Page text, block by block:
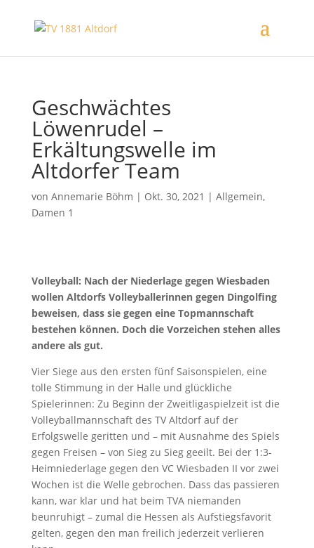
Geschwächtes
Löwenrudel –
Erkältungswelle im
Altdorfer Team
von Annemarie Böhm | Okt. 30, 2021 | Allgemein,
Damen 1
Volleyball: Nach der Niederlage gegen Wiesbaden
wollen Altdorfs Volleyballerinnen gegen Dingolfing
beweisen, dass sie gegen eine Topmannschaft
bestehen können. Doch die Vorzeichen stehen alles
andere als gut.
Vier Siege aus den ersten fünf Saisonspielen, eine
tolle Stimmung in der Halle und glückliche
Spielerinnen: Zu Beginn der Zweitligaspielzeit ist die
Volleyballmannschaft des TV Altdorf auf der
Erfolgswelle geritten und – mit Ausnahme des Spiels
gegen Freisen – von Sieg zu Sieg geeilt. Bei der 1:3-
Heimniederlage gegen den VC Wiesbaden II vor zwei
Wochen ist die Welle gebrochen. Dass das passieren
kann, war klar und hat beim TVA niemanden
beunruhigt – zumal die Hessen als Aufstiegsfavorit
gelten, gegen den man freilich jederzeit verlieren